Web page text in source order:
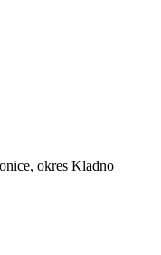
okres Kladno